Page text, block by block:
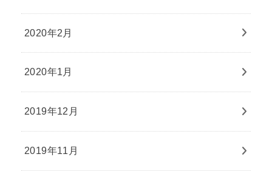
2020年2月
2020年1月
2019年12月
2019年11月